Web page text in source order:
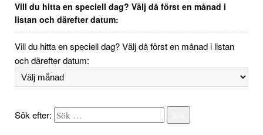
Vill du hitta en speciell dag? Välj då först en månad i
listan och därefter datum:
Vill du hitta en speciell dag? Välj då först en månad i listan
och därefter datum:
Sök efter: